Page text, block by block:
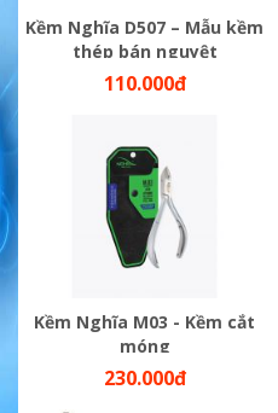
Kềm Nghĩa D507 – Mẫu kềm
thép bán nguyệt
110.000đ
Kềm Nghĩa M03 - Kềm cắt
móng
230.000đ